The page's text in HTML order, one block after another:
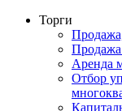
Торги
Аренда
Отбор